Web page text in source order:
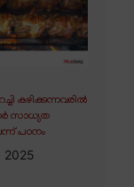
കഴിക്കുന്നവരിൽ
സാധ്യത
പഠനം
2025